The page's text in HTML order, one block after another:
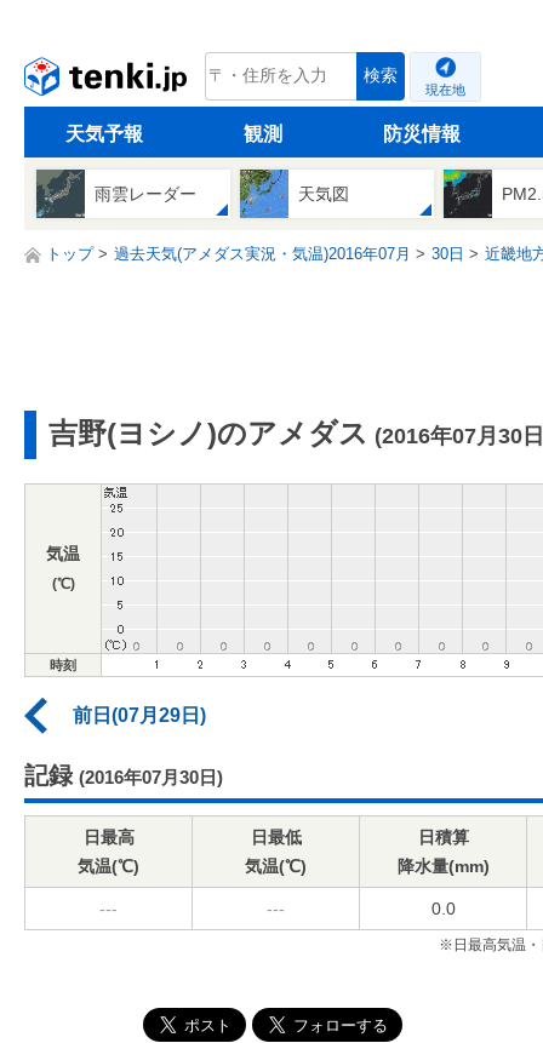
tenki.jp 検索
現在地
天気予報 観測 防災情報
雨雲レーダー 天気図
トップ 過去天気(アメダス実況・気温)2016年07月 30日 近畿地
吉野(ヨシノ)のアメダス (2016年07月30
気温
(℃)
時刻
前日(07月29日)
記録 (2016年07月30日)
日最高
気温(℃)
日最低
気温(℃)
日積算
降水量(mm)
--- --- 0.0
※日最高気温・